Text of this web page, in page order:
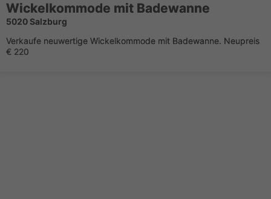
Wickelkommode mit Badewanne
5020 Salzburg
Verkaufe neuwertige Wickelkommode mit Badewanne. Neupreis
€ 220